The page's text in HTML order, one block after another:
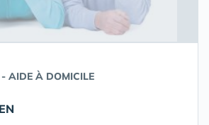
AIDE À DOMICILE